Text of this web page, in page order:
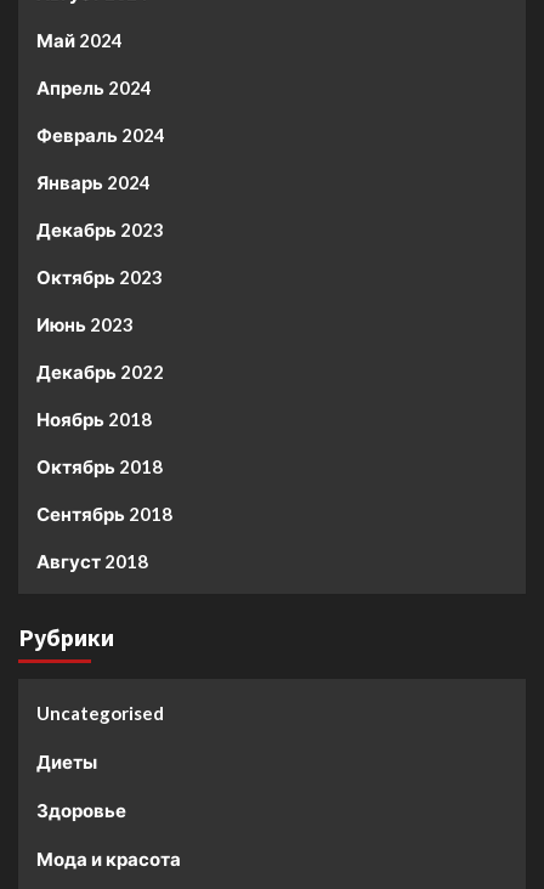
Май 2024
Апрель 2024
Февраль 2024
Январь 2024
Декабрь 2023
Октябрь 2023
Июнь 2023
Декабрь 2022
Ноябрь 2018
Октябрь 2018
Сентябрь 2018
Август 2018
Рубрики
Uncategorised
Диеты
Здоровье
Мода и красота